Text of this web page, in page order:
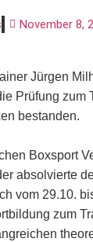
November 8,
Jürgen
Prüfung zum
bestanden.
Boxsport
absolvierte
vom 29.10.
zum